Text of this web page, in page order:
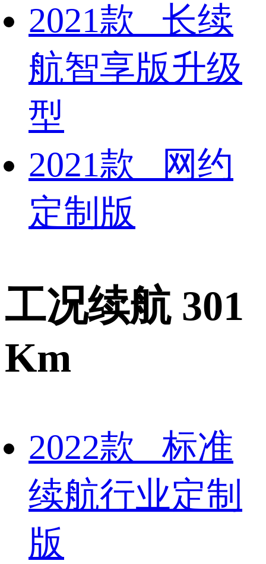
2021款 长续
航智享版升级
型
2021款 网约
定制版
工况续航 301
Km
2022款 标准
续航行业定制
版